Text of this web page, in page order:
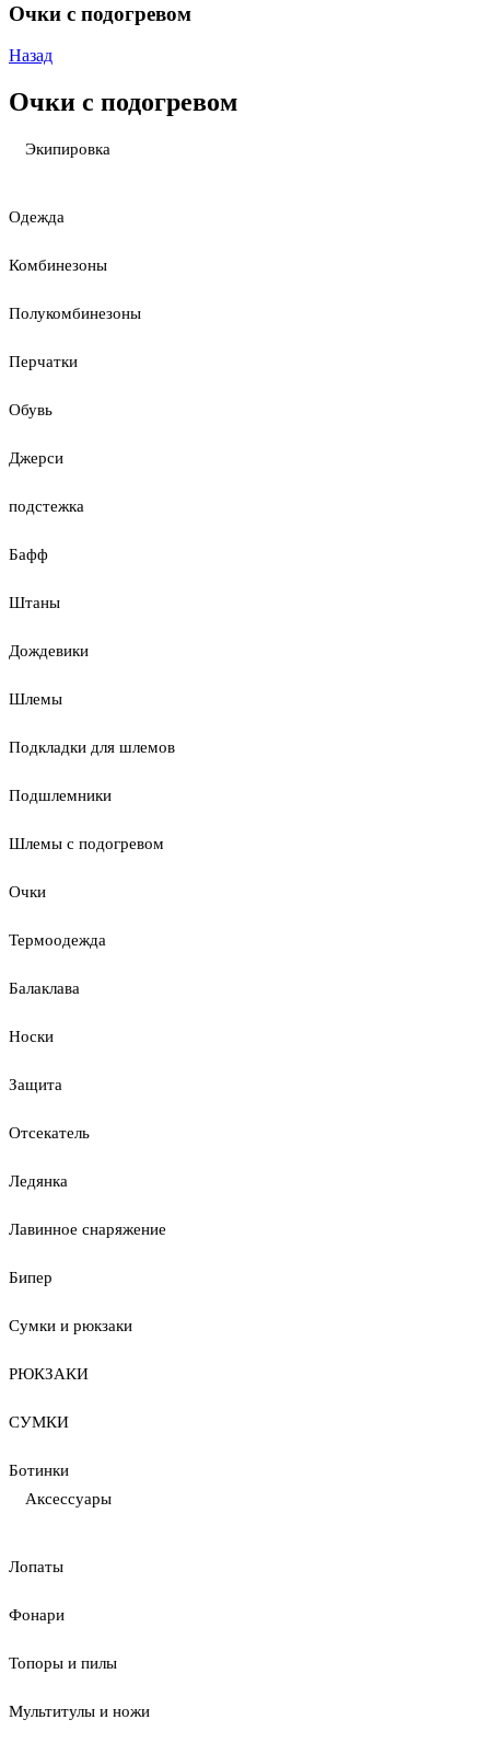
Очки с подогревом
Назад
Очки с подогревом
Экипировка
Одежда
Комбинезоны
Полукомбинезоны
Перчатки
Обувь
Джерси
подстежка
Бафф
Штаны
Дождевики
Шлемы
Подкладки для шлемов
Подшлемники
Шлемы с подогревом
Очки
Термоодежда
Балаклава
Носки
Защита
Отсекатель
Ледянка
Лавинное снаряжение
Бипер
Сумки и рюкзаки
РЮКЗАКИ
СУМКИ
Ботинки
Аксессуары
Лопаты
Фонари
Топоры и пилы
Мультитулы и ножи